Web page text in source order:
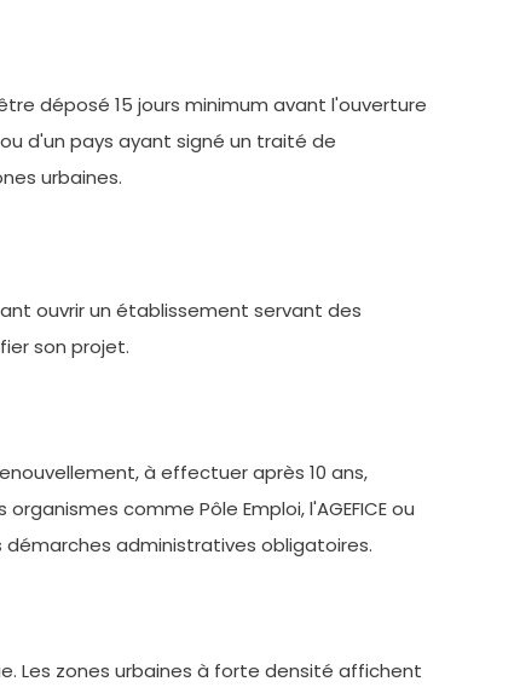
déposé 15 jours minimum avant l'ouverture
d'un pays ayant signé un traité de
urbaines.
ouvrir un établissement servant des
son projet.
à effectuer après 10 ans,
comme Pôle Emploi, l'AGEFICE ou
démarches administratives obligatoires.
Les zones urbaines à forte densité affichent